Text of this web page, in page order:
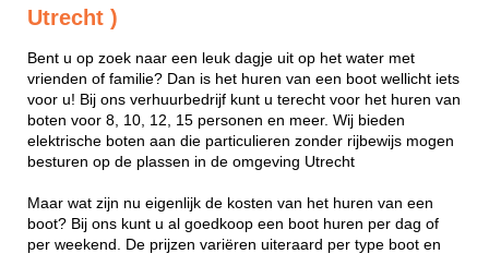
Utrecht )
Bent u op zoek naar een leuk dagje uit op het water met
vrienden of familie? Dan is het huren van een boot wellicht iets
voor u! Bij ons verhuurbedrijf kunt u terecht voor het huren van
boten voor 8, 10, 12, 15 personen en meer. Wij bieden
elektrische boten aan die particulieren zonder rijbewijs mogen
besturen op de plassen in de omgeving Utrecht
Maar wat zijn nu eigenlijk de kosten van het huren van een
boot? Bij ons kunt u al goedkoop een boot huren per dag of
per weekend. De prijzen variëren uiteraard per type boot en